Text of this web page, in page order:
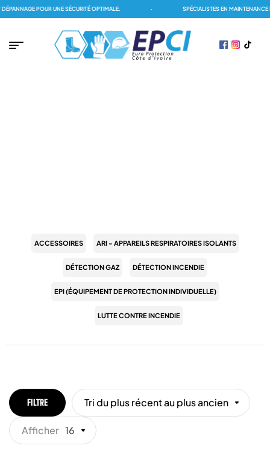
POUR UNE SÉCURITÉ OPTIMALE. SPÉCIALISTES EN MAINTENANCE
ACCESSOIRES ARI - APPAREILS RESPIRATOIRES ISOLANTS
DÉTECTION GAZ DÉTECTION INCENDIE
EPI (ÉQUIPEMENT DE PROTECTION INDIVIDUELLE)
LUTTE CONTRE INCENDIE
FILTRE Tri du plus récent au plus ancien
Afficher 16